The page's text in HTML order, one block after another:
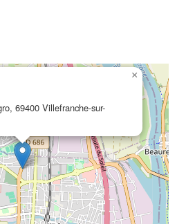
69400 Villefranche-sur-
×